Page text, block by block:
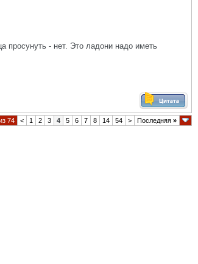
просунуть - нет. Это ладони надо иметь
74 < 1 2 3 4 5 6 7 8 14 54 > Последняя »